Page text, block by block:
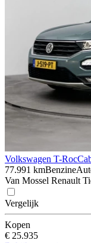
Volkswagen T-Roc
77.991 kmBenzine
Van Mossel Renault
Vergelijk
Kopen
€ 25.935